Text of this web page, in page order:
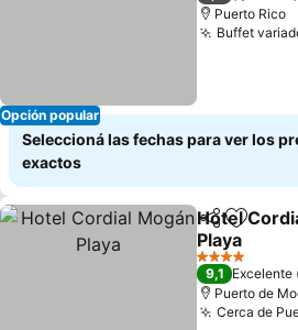
Opción popular
Puerto Rico
Buffet
Seleccioná las fechas para ver los
exactos
Compartir
Añadir
Hotel
Playa
Ver precios
4 Estrellas
9,1 Excelente
Puerto de
Cerca de